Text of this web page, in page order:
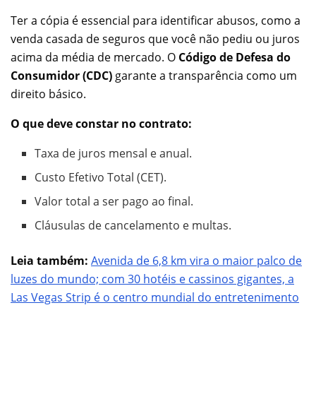
Ter a cópia é essencial para identificar abusos, como a
venda casada de seguros que você não pediu ou juros
acima da média de mercado. O Código de Defesa do
Consumidor (CDC) garante a transparência como um
direito básico.
O que deve constar no contrato:
Taxa de juros mensal e anual.
Custo Efetivo Total (CET).
Valor total a ser pago ao final.
Cláusulas de cancelamento e multas.
Leia também: Avenida de 6,8 km vira o maior palco de
luzes do mundo; com 30 hotéis e cassinos gigantes, a
Las Vegas Strip é o centro mundial do entretenimento